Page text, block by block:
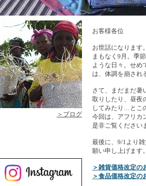
＞ブログ
お客様各位
お世話になります
まもなく9月。季
ような日々。せめ
は、体調を崩され
さて、まだまだ暑
取りしたり、昼夜
してみたり…とこ
今回は、アフリカ
是非ご覧ください
最後に、9/1より
願い申し上げます
＞雑貨価格改定の
＞食品価格改定の